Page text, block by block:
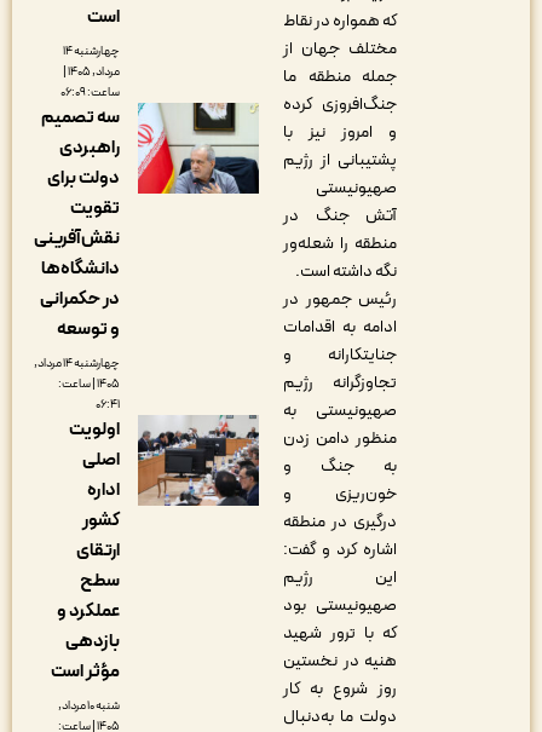
که همواره در نقاط
مختلف جهان از
جمله منطقه ما
جنگ‌افروزی کرده
و امروز نیز با
پشتیبانی از رژیم
صهیونیستی
آتش جنگ در
منطقه را شعله‌ور
نگه داشته است.
رئیس جمهور در
ادامه به اقدامات
جنایتکارانه و
تجاوزگرانه رژیم
صهیونیستی به
منظور دامن زدن
به جنگ و
خون‌ریزی و
درگیری در منطقه
اشاره کرد و گفت:
این رژیم
صهیونیستی بود
که با ترور شهید
هنیه در نخستین
روز شروع به کار
دولت ما به‌دنبال
چهارشنبه ۱۴
مرداد, ۱۴۰۵ |
سه تصمیم
راهبردی
دولت برای
نقش‌آفرینی
دانشگاه‌ها
در حکمرانی
و توسعه
چهارشنبه ۱۴ مرداد,
۱۴۰۵ | ساعت:
اولویت
اصلی
اداره
عملکرد و
بازدهی
مؤثر است
شنبه ۱۰ مرداد,
۱۴۰۵ | ساعت: